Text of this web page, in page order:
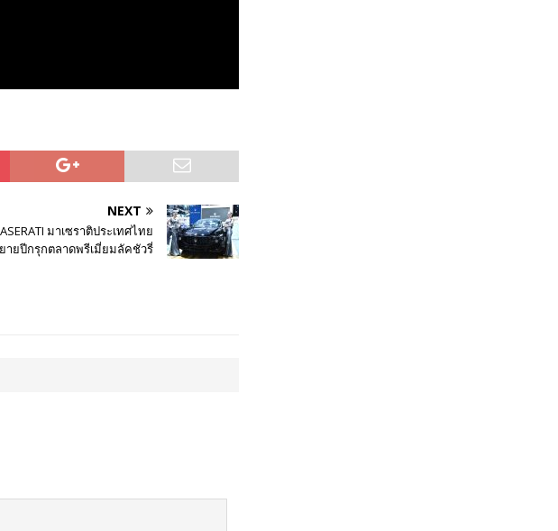
NEXT
มาเซราติประเทศไทย
ายปีกรุกตลาดพรีเมี่ยมลัคชัวรี่